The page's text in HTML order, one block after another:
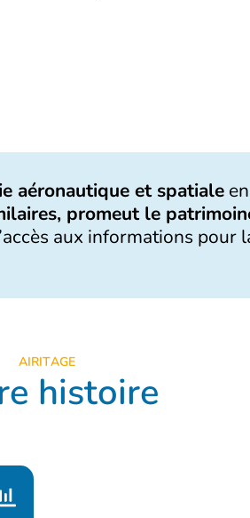
aéronautique et spatiale
promeut le
aux informations pour
AIRITAGE
histoire